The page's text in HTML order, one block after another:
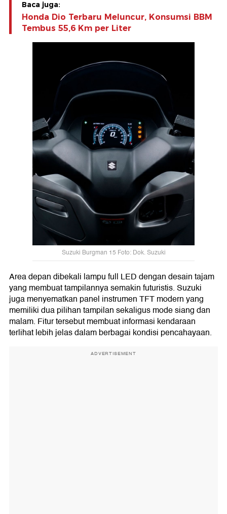
Baca juga:
Honda Dio Terbaru Meluncur, Konsumsi BBM
Tembus 55,6 Km per Liter
Suzuki Burgman 15 Foto: Dok. Suzuki
Area depan dibekali lampu full LED dengan desain tajam
yang membuat tampilannya semakin futuristis. Suzuki
juga menyematkan panel instrumen TFT modern yang
memiliki dua pilihan tampilan sekaligus mode siang dan
malam. Fitur tersebut membuat informasi kendaraan
terlihat lebih jelas dalam berbagai kondisi pencahayaan.
ADVERTISEMENT